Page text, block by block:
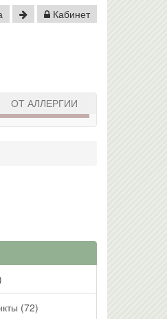
Кабинет
ОТ АЛЛЕРГИИ
(72)